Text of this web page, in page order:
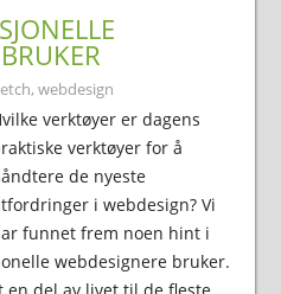
, webdesign
verktøyer er dagens
verktøyer for å
de nyeste
i webdesign? Vi
funnet frem noen hint i
webdesignere bruker.